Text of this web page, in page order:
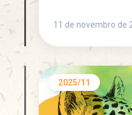
11 de novembro de
2025/11